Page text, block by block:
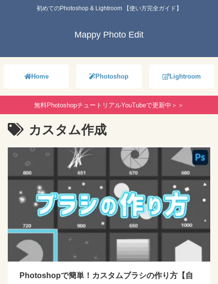
初めてのPhotoshop & Lightroom 【使い方完全ガイド】
Mappy Photo Edit
Home Photoshop Lightroom
無料PhotoshopチュートリアルYouTubeで更新中＞＞
カスタム作成
Photoshopで簡単！カスタムブラシの作り方【自